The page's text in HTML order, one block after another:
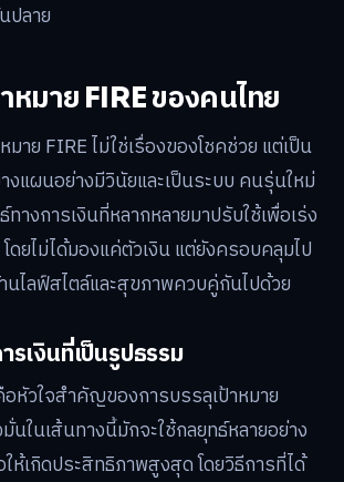
ลาย
หมาย FIRE ของคนไทย
มาย FIRE ไม่ใช่เรื่องของโชคช่วย แต่เป็น
แผนอย่างมีวินัยและเป็นระบบ คนรุ่นใหม่
ทางการเงินที่หลากหลายมาปรับใช้เพื่อเร่ง
ดยไม่ได้มองแค่ตัวเงิน แต่ยังครอบคลุมไป
นไลฟ์สไตล์และสุขภาพควบคู่กันไปด้วย
รเงินที่เป็นรูปธรรม
อหัวใจสำคัญของการบรรลุเป้าหมาย
นในเส้นทางนี้มักจะใช้กลยุทธ์หลายอย่าง
เกิดประสิทธิภาพสูงสุด โดยวิธีการที่ได้